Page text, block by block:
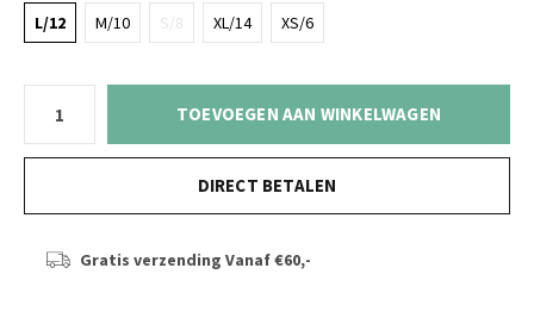
L/12 M/10 S/8 XL/14 XS/6
TOEVOEGEN AAN WINKELWAGEN
DIRECT BETALEN
Gratis verzending Vanaf €60,-